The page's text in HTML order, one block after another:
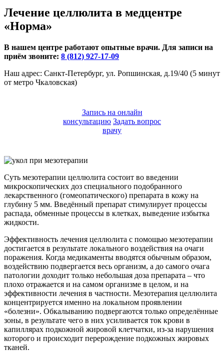
Лечение целлюлита в медцентре
«Норма»
В нашем центре работают опытные врачи. Для записи на
приём звоните: 8 (812) 927-17-09
Наш адрес: Санкт-Петербург, ул. Ропшинская, д.19/40 (5 минут
от метро Чкаловская)
Запись на онлайн
консультацию Задать вопрос
врачу
Суть мезотерапии целлюлита состоит во введении
микроскопических доз специального подобранного
лекарственного (гомеопатического) препарата в кожу на
глубину 5 мм. Введённый препарат стимулирует процессы
распада, обменные процессы в клетках, выведение избытка
жидкости.
Эффективность лечения целлюлита с помощью мезотерапии
достигается в результате локального воздействия на очаги
поражения. Когда медикаменты вводятся обычным образом,
воздействию подвергается весь организм, а до самого очага
патологии доходит только небольшая доза препарата – что
плохо отражается и на самом организме в целом, и на
эффективности лечения в частности. Мезотерапия целлюлита
концентрируется именно на локальном проявлении
«болезни». Обкалыванию подвергаются только определённые
зоны, в результате чего в них усиливается ток крови в
капиллярах подкожной жировой клетчатки, из-за нарушения
которого и происходит перерождение подкожных жировых
тканей.